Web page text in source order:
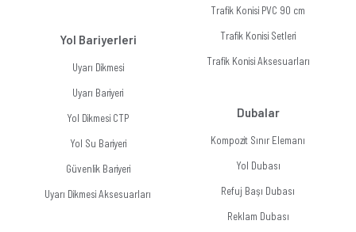
Yol Bariyerleri
Uyarı Dikmesi
Uyarı Bariyeri
Yol Dikmesi CTP
Yol Su Bariyeri
Güvenlik Bariyeri
Uyarı Dikmesi Aksesuarları
Trafik Konisi PVC 90 cm
Trafik Konisi Setleri
Trafik Konisi Aksesuarları
Dubalar
Kompozit Sınır Elemanı
Yol Dubası
Refuj Başı Dubası
Reklam Dubası